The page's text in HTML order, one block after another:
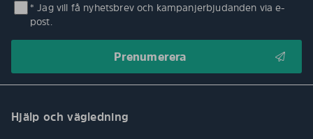
* Jag vill få nyhetsbrev och kampanjerbjudanden via e-
post.
Hjälp och vägledning